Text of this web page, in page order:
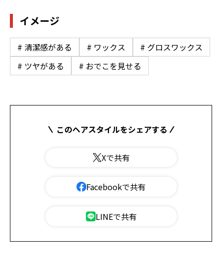
イメージ
# 清潔感がある # ワックス
# グロスワックス
# ツヤがある
# おでこを見せる
このヘアスタイルをシェアする
Xで共有
Facebookで共有
LINEで共有